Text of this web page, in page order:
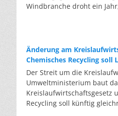
Windbranche droht ein
die Verfahren laufen heute
Halbjahresbilanz der
Muster: So viele
genehmigt, doch im ersten
nur rund zwei Gigawatt ans
liegt damit bei etwa 70
Zwischenziel von 84
Änderung am
Chemisches Recycling soll
Der Streit um die
Umweltministerium baut
Kreislaufwirtschaftsgesetz
Recycling soll künftig